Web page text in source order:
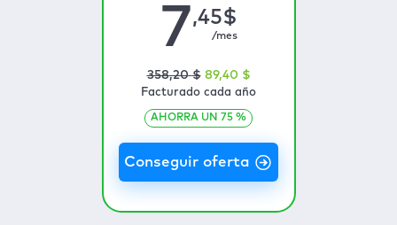
7,45$
/mes
358,20 $ 89,40 $
Facturado cada año
AHORRA UN 75 %